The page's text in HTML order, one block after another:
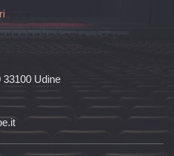
33100 Udine